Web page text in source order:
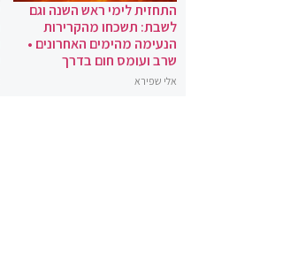
התחזית לימי ראש השנה וגם
לשבת: תשכחו מהקרירות
הנעימה מהימים האחרונים •
שרב ועומס חום בדרך
אלי שפירא